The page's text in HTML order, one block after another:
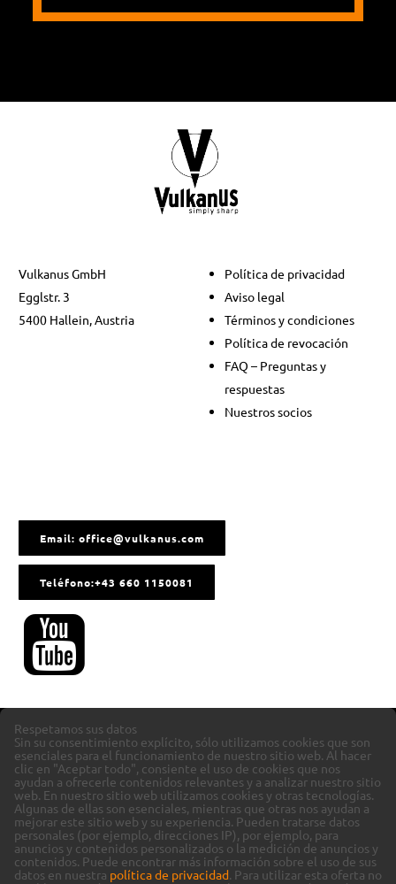
Vulkanus GmbH
Egglstr. 3
5400 Hallein, Austria
Política de privacidad
Aviso legal
Términos y condiciones
Política de revocación
FAQ – Preguntas y
respuestas
Nuestros socios
Email: office@vulkanus.com
Teléfono:+43 660 1150081
Respetamos sus datos
Sin su consentimiento explícito, sólo utilizamos cookies que son
esenciales para el funcionamiento de nuestro sitio web. Al hacer
clic en "Aceptar todo", consiente el uso de cookies que nos
ayudan a ofrecerle contenidos relevantes y a analizar nuestro sitio
web. En nuestro sitio web utilizamos cookies y otras tecnologías.
Algunas de ellas son esenciales, mientras que otras nos ayudan a
mejorar este sitio web y su experiencia. Pueden tratarse datos
personales (por ejemplo, direcciones IP), por ejemplo, para
anuncios y contenidos personalizados o la medición de anuncios y
contenidos. Puede encontrar más información sobre el uso de sus
datos en nuestra política de privacidad. Para utilizar esta oferta no